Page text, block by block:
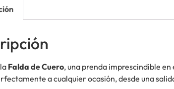
Falda de Cuero, una prenda imprescindible
a cualquier ocasión, desde una